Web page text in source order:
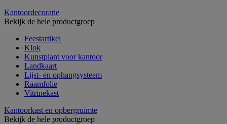
Kantoordecoratie
Bekijk de hele productgroep
Feestartikel
Klok
Kunstplant voor kantoor
Landkaart
Lijst- en ophangsysteem
Raamfolie
Vitrinekast
Kantoorkast en opbergruimte
Bekijk de hele productgroep